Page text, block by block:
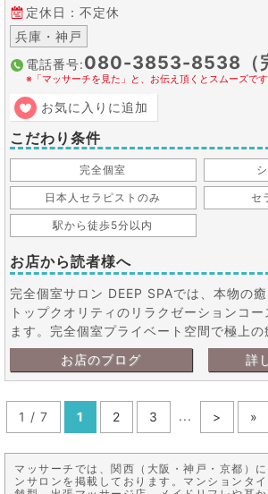
定休日：不定休
兵庫・神戸
電話番号:080-3853-8538（完
※「マッサーチを見た」と、お伝え頂くとスムーズです
お気に入りに追加
こだわり条件
完全個室
日本人セラピストのみ セ
駅から徒歩5分以内
詳
お店のブログ
お店から読者様へ
完全個室サロン DEEP SPAでは、本物の癒
トップクオリティのリラクゼーションコ
ます。完全個室プライベート空間で極上
1 / 7 1 2 3 ... > »
マッサーチでは、関西（大阪・神戸・京都）
ンサロンを掲載しております。マンションタ